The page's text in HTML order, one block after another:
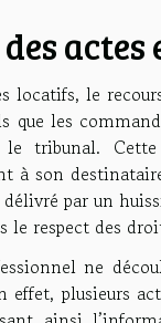
actes
locatifs, le
que les
le tribunal.
à son
par un
le respect des
ne
effet, plusieurs